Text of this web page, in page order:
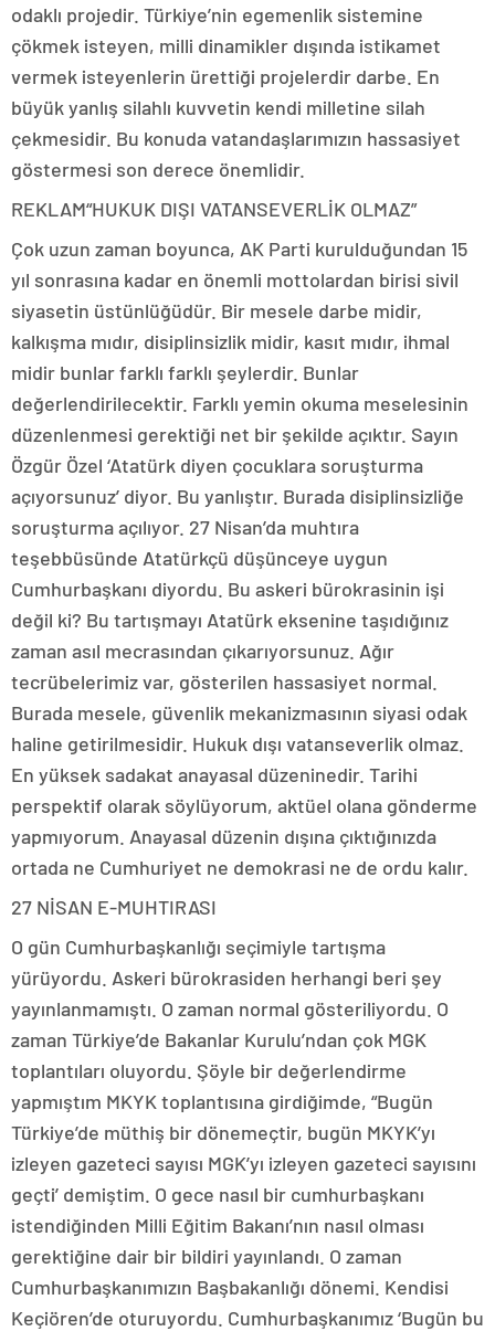
odaklı projedir. Türkiye’nin egemenlik sistemine
çökmek isteyen, milli dinamikler dışında istikamet
vermek isteyenlerin ürettiği projelerdir darbe. En
büyük yanlış silahlı kuvvetin kendi milletine silah
çekmesidir. Bu konuda vatandaşlarımızın hassasiyet
göstermesi son derece önemlidir.
REKLAM“HUKUK DIŞI VATANSEVERLİK OLMAZ”
Çok uzun zaman boyunca, AK Parti kurulduğundan 15
yıl sonrasına kadar en önemli mottolardan birisi sivil
siyasetin üstünlüğüdür. Bir mesele darbe midir,
kalkışma mıdır, disiplinsizlik midir, kasıt mıdır, ihmal
midir bunlar farklı farklı şeylerdir. Bunlar
değerlendirilecektir. Farklı yemin okuma meselesinin
düzenlenmesi gerektiği net bir şekilde açıktır. Sayın
Özgür Özel ‘Atatürk diyen çocuklara soruşturma
açıyorsunuz’ diyor. Bu yanlıştır. Burada disiplinsizliğe
soruşturma açılıyor. 27 Nisan’da muhtıra
teşebbüsünde Atatürkçü düşünceye uygun
Cumhurbaşkanı diyordu. Bu askeri bürokrasinin işi
değil ki? Bu tartışmayı Atatürk eksenine taşıdığınız
zaman asıl mecrasından çıkarıyorsunuz. Ağır
tecrübelerimiz var, gösterilen hassasiyet normal.
Burada mesele, güvenlik mekanizmasının siyasi odak
haline getirilmesidir. Hukuk dışı vatanseverlik olmaz.
En yüksek sadakat anayasal düzeninedir. Tarihi
perspektif olarak söylüyorum, aktüel olana gönderme
yapmıyorum. Anayasal düzenin dışına çıktığınızda
ortada ne Cumhuriyet ne demokrasi ne de ordu kalır.
27 NİSAN E-MUHTIRASI
O gün Cumhurbaşkanlığı seçimiyle tartışma
yürüyordu. Askeri bürokrasiden herhangi beri şey
yayınlanmamıştı. O zaman normal gösteriliyordu. O
zaman Türkiye’de Bakanlar Kurulu’ndan çok MGK
toplantıları oluyordu. Şöyle bir değerlendirme
yapmıştım MKYK toplantısına girdiğimde, “Bugün
Türkiye’de müthiş bir dönemeçtir, bugün MKYK’yı
izleyen gazeteci sayısı MGK’yı izleyen gazeteci sayısını
geçti’ demiştim. O gece nasıl bir cumhurbaşkanı
istendiğinden Milli Eğitim Bakanı’nın nasıl olması
gerektiğine dair bir bildiri yayınlandı. O zaman
Cumhurbaşkanımızın Başbakanlığı dönemi. Kendisi
Keçiören’de oturuyordu. Cumhurbaşkanımız ‘Bugün bu